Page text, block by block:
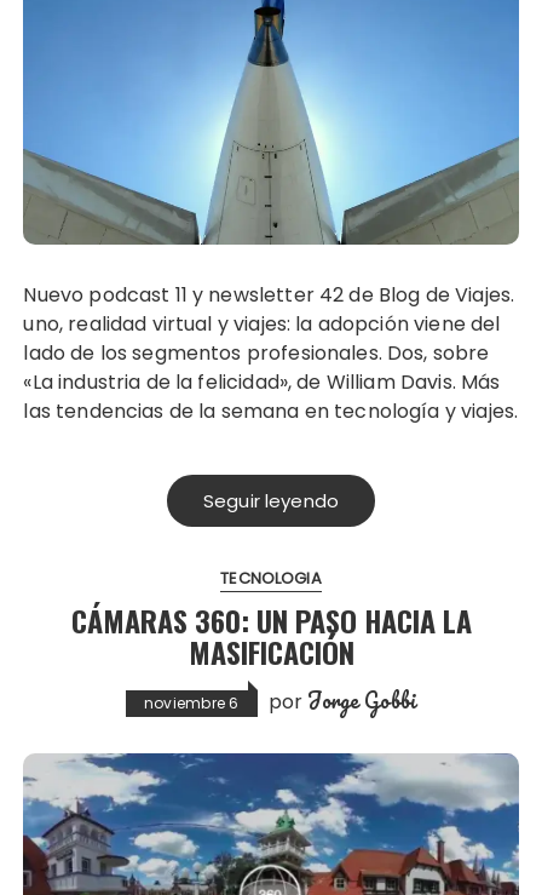
Nuevo podcast 11 y newsletter 42 de Blog de Viajes.
uno, realidad virtual y viajes: la adopción viene del
lado de los segmentos profesionales. Dos, sobre
«La industria de la felicidad», de William Davis. Más
las tendencias de la semana en tecnología y viajes.
Seguir leyendo
TECNOLOGIA
CÁMARAS 360: UN PASO HACIA LA
MASIFICACIÓN
noviembre 6 por Jorge Gobbi